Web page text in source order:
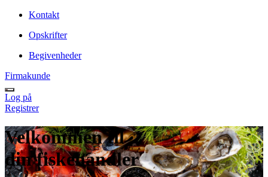
Kontakt
Opskrifter
Begivenheder
Firmakunde
Log på
Registrer
Velkommen til
din fiskehandler